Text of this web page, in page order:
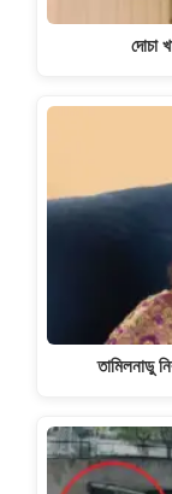
দোচা
তামিলনাডু